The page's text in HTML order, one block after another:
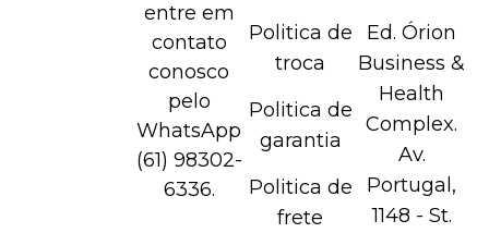
entre em
contato
conosco
pelo
WhatsApp
(61) 98302-
6336.
Politica de
troca
Politica de
garantia
Politica de
frete
Ed. Órion
Business &
Health
Complex.
Av.
Portugal,
1148 - St.